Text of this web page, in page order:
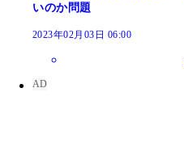
いのか問題
2023年02月03日 06:00